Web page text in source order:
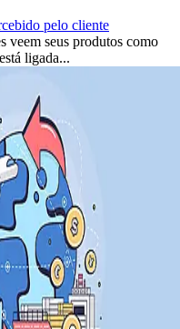
pelo cliente
veem seus produtos como
ligada...